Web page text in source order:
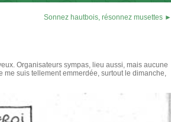
Sonnez hautbois, résonnez musettes ►
Organisateurs sympas, lieu aussi, mais aucune
suis tellement emmerdée, surtout le dimanche,